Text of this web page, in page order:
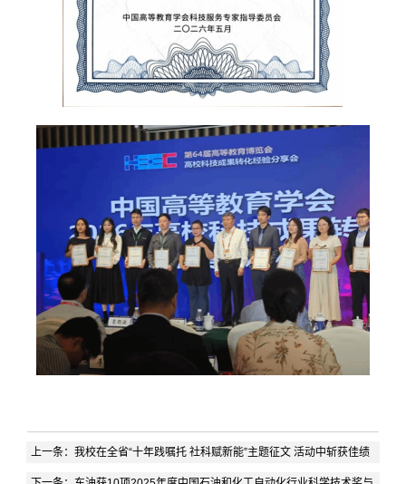
上一条： 我校在全省“十年践嘱托 社科赋新能”主题征文 活动中斩获佳绩